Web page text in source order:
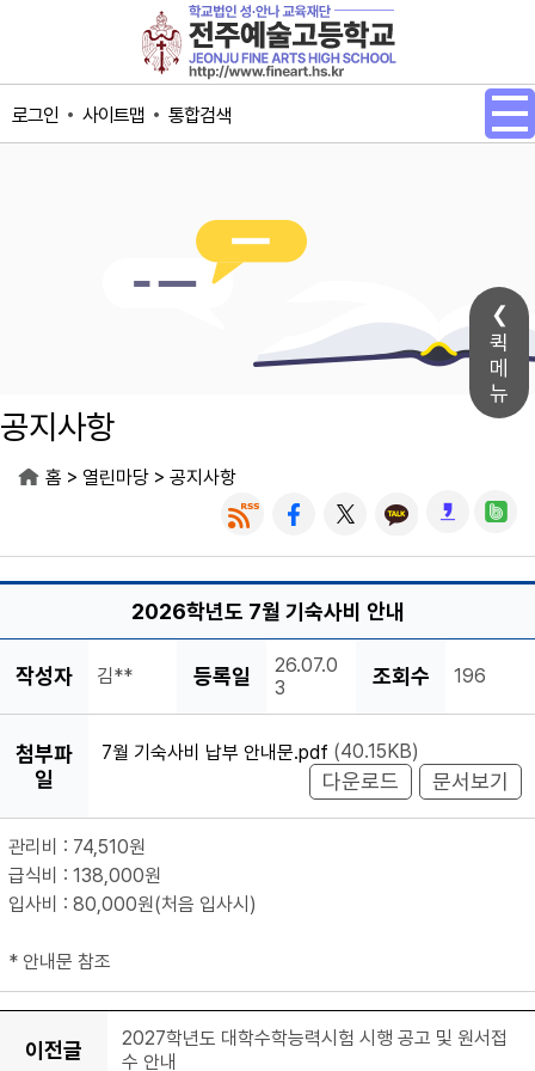
메인메뉴 바로가기
본문내용 바로가기
퀵
메
뉴
로그인 사이트맵 통합검색
공지사항
홈 > 열린마당 > 공지사항
2026학년도 7월 기숙사비 안내
작성자 김** 등록일
26.07.0
3
조회수 196
첨부파
일
7월 기숙사비 납부 안내문.pdf (40.15KB)
다운로드 문서보기
관리비 : 74,510원
급식비 : 138,000원
입사비 : 80,000원(처음 입사시)
* 안내문 참조
이전글
2027학년도 대학수학능력시험 시행 공고 및 원서접
수 안내